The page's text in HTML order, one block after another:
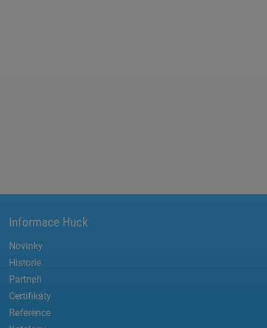
Informace Huck
Novinky
Historie
Partneři
Certifikáty
Reference